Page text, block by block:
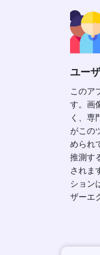
ユー
このア
す。画
く、専
がこの
められ
推測す
されま
ション
ザーエ